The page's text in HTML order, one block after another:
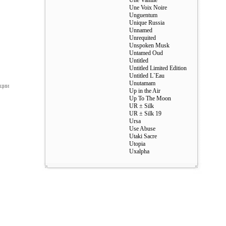
Une Voix Noire
Unguentum
Unique Russia
Unnamed
Unrequited
Unspoken Musk
Untamed Oud
Untitled
Untitled Limited Edition
Untitled L`Eau
Unutamam
Up in the Air
Up To The Moon
UR ± Silk
UR ± Silk 19
Ursa
Use Abuse
Utaki Sacre
Utopia
Uxalpha